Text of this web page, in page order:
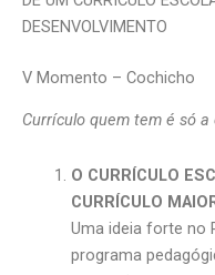
DESENVOLVIMENTO
V Momento – Cochicho
Currículo quem tem é só
O CURRÍCULO
CURRÍCULO
Uma ideia forte no
programa